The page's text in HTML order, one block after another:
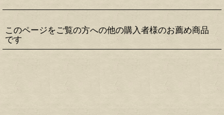
このページをご覧の方への他の購入者様のお薦め商品
です